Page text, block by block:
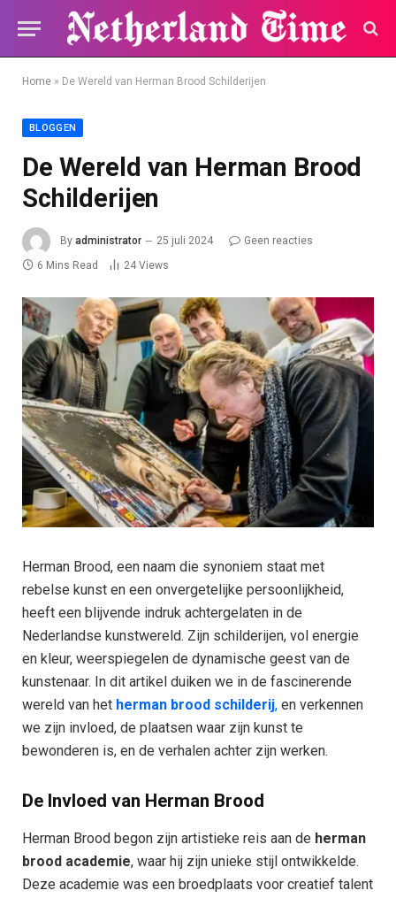
Home » De Wereld van Herman Brood Schilderijen
BLOGGEN
De Wereld van Herman Brood
Schilderijen
By administrator 25 juli 2024
Geen reacties
6 Mins Read
24 Views
Herman Brood, een naam die synoniem staat met
rebelse kunst en een onvergetelijke persoonlijkheid,
heeft een blijvende indruk achtergelaten in de
Nederlandse kunstwereld. Zijn schilderijen, vol energie
en kleur, weerspiegelen de dynamische geest van de
kunstenaar. In dit artikel duiken we in de fascinerende
wereld van het herman brood schilderij, en verkennen
we zijn invloed, de plaatsen waar zijn kunst te
bewonderen is, en de verhalen achter zijn werken.
De Invloed van Herman Brood
Herman Brood begon zijn artistieke reis aan de herman
brood academie, waar hij zijn unieke stijl ontwikkelde.
Deze academie was een broedplaats voor creatief talent